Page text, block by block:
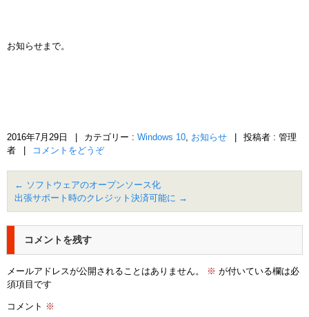
お知らせまで。
2016年7月29日 カテゴリー : Windows 10, お知らせ
投稿者 : 管理
者
コメントをどうぞ
← ソフトウェアのオープンソース化
出張サポート時のクレジット決済可能に →
コメントを残す
メールアドレスが公開されることはありません。 ※ が付いている欄は必
須項目です
コメント ※